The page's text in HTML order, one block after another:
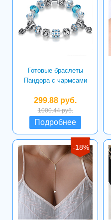
Готовые браслеты
Пандора с чармсами
299.88 руб.
1000.44 руб.
Подробнее
-18%